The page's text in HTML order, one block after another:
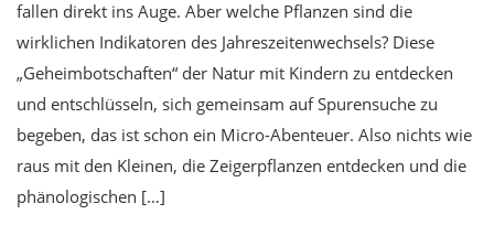
fallen direkt ins Auge. Aber welche Pflanzen sind die
wirklichen Indikatoren des Jahreszeitenwechsels? Diese
„Geheimbotschaften“ der Natur mit Kindern zu entdecken
und entschlüsseln, sich gemeinsam auf Spurensuche zu
begeben, das ist schon ein Micro-Abenteuer. Also nichts wie
raus mit den Kleinen, die Zeigerpflanzen entdecken und die
phänologischen […]